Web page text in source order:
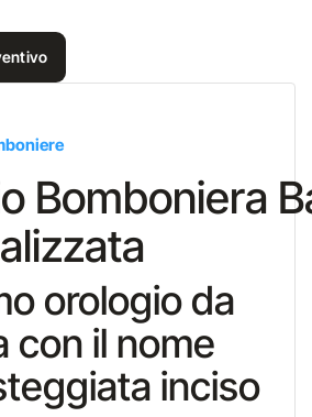
Bomboniera
orologio da
con il nome
inciso